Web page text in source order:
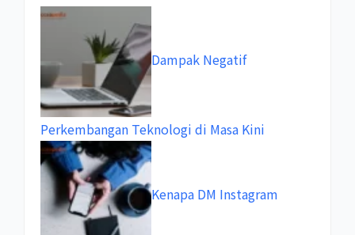
Dampak Negatif
Perkembangan Teknologi di Masa Kini
Kenapa DM Instagram